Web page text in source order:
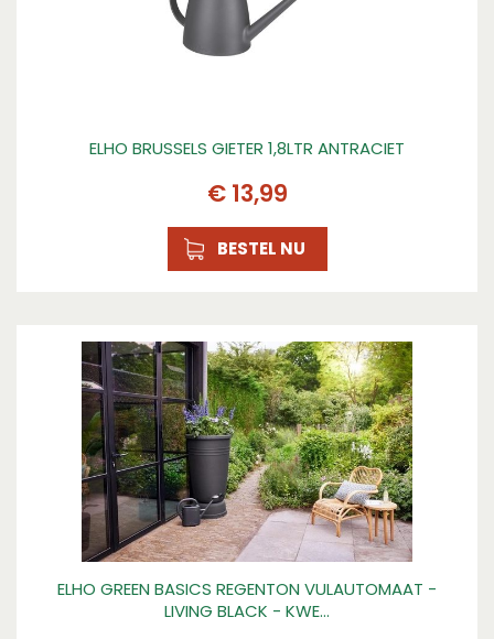
ELHO BRUSSELS GIETER 1,8LTR ANTRACIET
€ 13,99
BESTEL NU
ELHO GREEN BASICS REGENTON VULAUTOMAAT -
LIVING BLACK - KWE…